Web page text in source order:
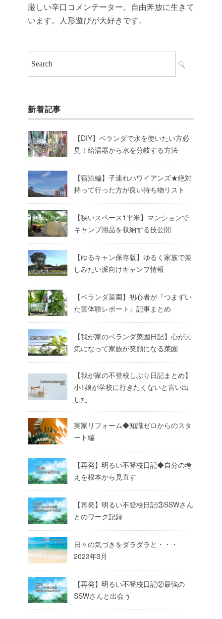
厳しい辛口コメンテーター。自由奔放に生きて
います。人形遊びが大好きです。
新着記事
【DIY】ベランダで水を使いたい方必
見！給湯器から水を分岐する方法
【宿泊編】子連れハワイアンズ★絶対
持って行った方が良い持ち物リスト
【狭いスペース1平米】マンションで
キャンプ用品を収納する技公開
【ゆるキャン保存版】ゆるく家族で楽
しみたい派向けキャンプ情報
【ベランダ菜園】初心者が『つまずい
た実体験レポート』記事まとめ
【我が家のベランダ菜園日記】心が元
気になって家族が笑顔になる菜園
【我が家の不登校しぶり日記まとめ】
小1娘が学校に行きたくないと言い出
した
実家リフォーム◆知識ゼロからのスタ
ート編
【再発】明るい不登校日記◆自分の考
えを根本から見直す
【再発】明るい不登校日記③SSWさん
とのワーク記録
日々の気づきをダラダラと・・・
2023年3月
【再発】明るい不登校日記②最強の
SSWさんと出会う